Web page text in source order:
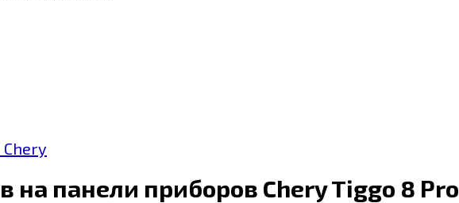
на панели приборов Chery Tiggo 8 Pro